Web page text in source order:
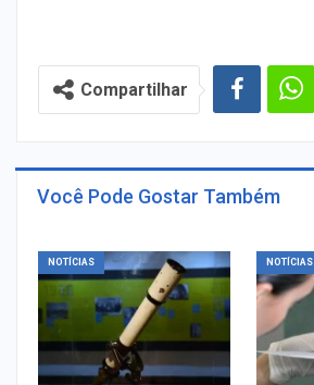
Compartilhar
Você Pode Gostar Também
NOTÍCIAS NOTÍCIAS